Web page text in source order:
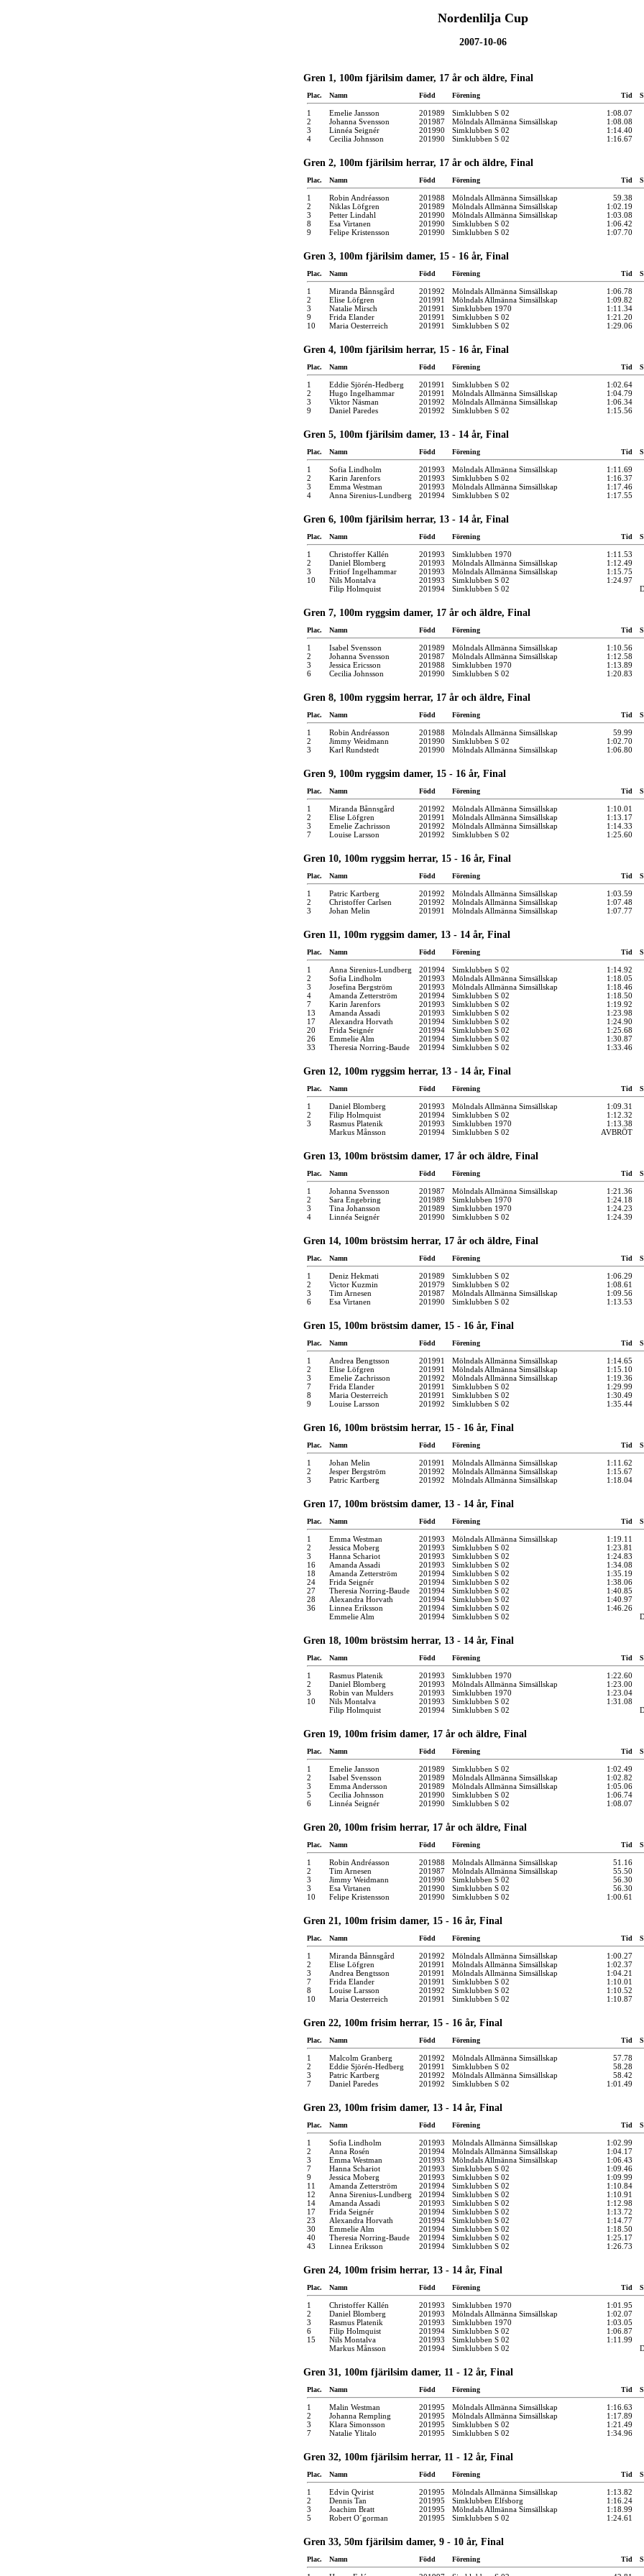
Nordenlilja Cup
2007-10-06
Gren 1, 100m fjärilsim damer, 17 år och äldre, Final
Plac. Namn Född Förening Tid
1 Emelie Jansson 201989 Simklubben S 02
1:08.07
2
Johanna Svensson 201987 Mölndals Allmänna Simsällskap
1:08.08
3
Linnéa Seignér 201990 Simklubben S 02
1:14.40
4
Cecilia Johnsson 201990 Simklubben S 02 1:16.67
Gren 2, 100m fjärilsim herrar, 17 år och äldre, Final
Plac. Namn Född Förening Tid
1 Robin Andréasson 201988 Mölndals Allmänna Simsällskap
59.38
2
Niklas Löfgren 201989 Mölndals Allmänna Simsällskap
1:02.19
3
Petter Lindahl 201990 Mölndals Allmänna Simsällskap
1:03.08
8
Esa Virtanen 201990 Simklubben S 02
1:06.42
9
Felipe Kristensson 201990 Simklubben S 02 1:07.70
Gren 3, 100m fjärilsim damer, 15 - 16 år, Final
Plac. Namn Född Förening Tid
1 Miranda Bånnsgård 201992 Mölndals Allmänna Simsällskap
1:06.78
2
Elise Löfgren 201991 Mölndals Allmänna Simsällskap
1:09.82
3
Natalie Mirsch 201991 Simklubben 1970
1:11.34
9
Frida Elander 201991 Simklubben S 02
1:21.20
10
Maria Oesterreich 201991 Simklubben S 02 1:29.06
Gren 4, 100m fjärilsim herrar, 15 - 16 år, Final
Plac. Namn Född Förening Tid
1 Eddie Sjörén-Hedberg 201991 Simklubben S 02
1:02.64
2
Hugo Ingelhammar 201991 Mölndals Allmänna Simsällskap
1:04.79
3
Viktor Näsman 201992 Mölndals Allmänna Simsällskap
1:06.34
9
Daniel Paredes 201992 Simklubben S 02 1:15.56
Gren 5, 100m fjärilsim damer, 13 - 14 år, Final
Plac. Namn Född Förening Tid
1 Sofia Lindholm 201993 Mölndals Allmänna Simsällskap
1:11.69
2
Karin Jarenfors 201993 Simklubben S 02
1:16.37
3
Emma Westman 201993 Mölndals Allmänna Simsällskap
1:17.46
4
Anna Sirenius-Lundberg 201994 Simklubben S 02 1:17.55
Gren 6, 100m fjärilsim herrar, 13 - 14 år, Final
Plac. Namn Född Förening Tid
1 Christoffer Källén 201993 Simklubben 1970
1:11.53
2
Daniel Blomberg 201993 Mölndals Allmänna Simsällskap
1:12.49
3
Fritiof Ingelhammar 201993 Mölndals Allmänna Simsällskap
1:15.75
10
Nils Montalva 201993 Simklubben S 02
1:24.97
Filip Holmquist
201994 Simklubben S 02
Gren 7, 100m ryggsim damer, 17 år och äldre, Final
Plac. Namn Född Förening Tid
1 Isabel Svensson 201989 Mölndals Allmänna Simsällskap
1:10.56
2
Johanna Svensson 201987 Mölndals Allmänna Simsällskap
1:12.58
3
Jessica Ericsson 201988 Simklubben 1970
1:13.89
6
Cecilia Johnsson 201990 Simklubben S 02 1:20.83
Gren 8, 100m ryggsim herrar, 17 år och äldre, Final
Plac. Namn Född Förening Tid
1 Robin Andréasson 201988 Mölndals Allmänna Simsällskap
59.99
2
Jimmy Weidmann 201990 Simklubben S 02
1:02.70
3
Karl Rundstedt 201990 Mölndals Allmänna Simsällskap 1:06.80
Gren 9, 100m ryggsim damer, 15 - 16 år, Final
Plac. Namn Född Förening Tid
1 Miranda Bånnsgård 201992 Mölndals Allmänna Simsällskap
1:10.01
2
Elise Löfgren 201991 Mölndals Allmänna Simsällskap
1:13.17
3
Emelie Zachrisson 201992 Mölndals Allmänna Simsällskap
1:14.33
7
Louise Larsson 201992 Simklubben S 02 1:25.60
Gren 10, 100m ryggsim herrar, 15 - 16 år, Final
Plac. Namn Född Förening Tid
1 Patric Kartberg 201992 Mölndals Allmänna Simsällskap
1:03.59
2
Christoffer Carlsen 201992 Mölndals Allmänna Simsällskap
1:07.48
3
Johan Melin 201991 Mölndals Allmänna Simsällskap 1:07.77
Gren 11, 100m ryggsim damer, 13 - 14 år, Final
Plac. Namn Född Förening Tid
1 Anna Sirenius-Lundberg 201994 Simklubben S 02
1:14.92
2
Sofia Lindholm 201993 Mölndals Allmänna Simsällskap
1:18.05
3
Josefina Bergström 201993 Mölndals Allmänna Simsällskap
1:18.46
4
Amanda Zetterström 201994 Simklubben S 02
1:18.50
7
Karin Jarenfors 201993 Simklubben S 02
1:19.92
13
Amanda Assadi 201993 Simklubben S 02
1:23.98
17
Alexandra Horvath 201994 Simklubben S 02
1:24.90
20
Frida Seignér 201994 Simklubben S 02
1:25.68
26
Emmelie Alm 201994 Simklubben S 02
1:30.87
33
Theresia Norring-Baude 201994 Simklubben S 02 1:33.46
Gren 12, 100m ryggsim herrar, 13 - 14 år, Final
Plac. Namn Född Förening Tid
1 Daniel Blomberg 201993 Mölndals Allmänna Simsällskap
1:09.31
2
Filip Holmquist 201994 Simklubben S 02
1:12.32
3
Rasmus Platenik 201993 Simklubben 1970
1:13.38
Markus Månsson
201994 Simklubben S 02 AVBRÖT
Gren 13, 100m bröstsim damer, 17 år och äldre, Final
Plac. Namn Född Förening Tid
1 Johanna Svensson 201987 Mölndals Allmänna Simsällskap
1:21.36
2
Sara Engebring 201989 Simklubben 1970
1:24.18
3
Tina Johansson 201989 Simklubben 1970
1:24.23
4
Linnéa Seignér 201990 Simklubben S 02 1:24.39
Gren 14, 100m bröstsim herrar, 17 år och äldre, Final
Plac. Namn Född Förening Tid
1 Deniz Hekmati 201989 Simklubben S 02
1:06.29
2
Victor Kuzmin 201979 Simklubben S 02
1:08.61
3
Tim Arnesen 201987 Mölndals Allmänna Simsällskap
1:09.56
6
Esa Virtanen 201990 Simklubben S 02 1:13.53
Gren 15, 100m bröstsim damer, 15 - 16 år, Final
Plac. Namn Född Förening Tid
1 Andrea Bengtsson 201991 Mölndals Allmänna Simsällskap
1:14.65
2
Elise Löfgren 201991 Mölndals Allmänna Simsällskap
1:15.10
3
Emelie Zachrisson 201992 Mölndals Allmänna Simsällskap
1:19.36
7
Frida Elander 201991 Simklubben S 02
1:29.99
8
Maria Oesterreich 201991 Simklubben S 02
1:30.49
9
Louise Larsson 201992 Simklubben S 02 1:35.44
Gren 16, 100m bröstsim herrar, 15 - 16 år, Final
Plac. Namn Född Förening Tid
1 Johan Melin 201991 Mölndals Allmänna Simsällskap
1:11.62
2
Jesper Bergström 201992 Mölndals Allmänna Simsällskap
1:15.67
3
Patric Kartberg 201992 Mölndals Allmänna Simsällskap 1:18.04
Gren 17, 100m bröstsim damer, 13 - 14 år, Final
Plac. Namn Född Förening Tid
1 Emma Westman 201993 Mölndals Allmänna Simsällskap
1:19.11
2
Jessica Moberg 201993 Simklubben S 02
1:23.81
3
Hanna Schariot 201993 Simklubben S 02
1:24.83
16
Amanda Assadi 201993 Simklubben S 02
1:34.08
18
Amanda Zetterström 201994 Simklubben S 02
1:35.19
24
Frida Seignér 201994 Simklubben S 02
1:38.06
27
Theresia Norring-Baude 201994 Simklubben S 02
1:40.85
28
Alexandra Horvath 201994 Simklubben S 02
1:40.97
36
Linnea Eriksson 201994 Simklubben S 02
1:46.26
Emmelie Alm
201994 Simklubben S 02
Gren 18, 100m bröstsim herrar, 13 - 14 år, Final
Plac. Namn Född Förening Tid
1 Rasmus Platenik 201993 Simklubben 1970
1:22.60
2
Daniel Blomberg 201993 Mölndals Allmänna Simsällskap
1:23.00
3
Robin van Mulders 201993 Simklubben 1970
1:23.04
10
Nils Montalva 201993 Simklubben S 02
1:31.08
Filip Holmquist
201994 Simklubben S 02
Gren 19, 100m frisim damer, 17 år och äldre, Final
Plac. Namn Född Förening Tid
1 Emelie Jansson 201989 Simklubben S 02
1:02.49
2
Isabel Svensson 201989 Mölndals Allmänna Simsällskap
1:02.82
3
Emma Andersson 201989 Mölndals Allmänna Simsällskap
1:05.06
5
Cecilia Johnsson 201990 Simklubben S 02
1:06.74
6
Linnéa Seignér 201990 Simklubben S 02 1:08.07
Gren 20, 100m frisim herrar, 17 år och äldre, Final
Plac. Namn Född Förening Tid
1 Robin Andréasson 201988 Mölndals Allmänna Simsällskap
51.16
2
Tim Arnesen 201987 Mölndals Allmänna Simsällskap
55.50
3
Jimmy Weidmann 201990 Simklubben S 02
56.30
3
Esa Virtanen 201990 Simklubben S 02
56.30
10
Felipe Kristensson 201990 Simklubben S 02 1:00.61
Gren 21, 100m frisim damer, 15 - 16 år, Final
Plac. Namn Född Förening Tid
1 Miranda Bånnsgård 201992 Mölndals Allmänna Simsällskap
1:00.27
2
Elise Löfgren 201991 Mölndals Allmänna Simsällskap
1:02.37
3
Andrea Bengtsson 201991 Mölndals Allmänna Simsällskap
1:04.21
7
Frida Elander 201991 Simklubben S 02
1:10.01
8
Louise Larsson 201992 Simklubben S 02
1:10.52
10
Maria Oesterreich 201991 Simklubben S 02 1:10.87
Gren 22, 100m frisim herrar, 15 - 16 år, Final
Plac. Namn Född Förening Tid
1 Malcolm Granberg 201992 Mölndals Allmänna Simsällskap
57.78
2
Eddie Sjörén-Hedberg 201991 Simklubben S 02
58.28
3
Patric Kartberg 201992 Mölndals Allmänna Simsällskap
58.42
7
Daniel Paredes 201992 Simklubben S 02 1:01.49
Gren 23, 100m frisim damer, 13 - 14 år, Final
Plac. Namn Född Förening Tid
1 Sofia Lindholm 201993 Mölndals Allmänna Simsällskap
1:02.99
2
Anna Rosén 201994 Mölndals Allmänna Simsällskap
1:04.17
3
Emma Westman 201993 Mölndals Allmänna Simsällskap
1:06.43
7
Hanna Schariot 201993 Simklubben S 02
1:09.46
9
Jessica Moberg 201993 Simklubben S 02
1:09.99
11
Amanda Zetterström 201994 Simklubben S 02
1:10.84
12
Anna Sirenius-Lundberg 201994 Simklubben S 02
1:10.91
14
Amanda Assadi 201993 Simklubben S 02
1:12.98
17
Frida Seignér 201994 Simklubben S 02
1:13.72
23
Alexandra Horvath 201994 Simklubben S 02
1:14.77
30
Emmelie Alm 201994 Simklubben S 02
1:18.50
40
Theresia Norring-Baude 201994 Simklubben S 02
1:25.17
43
Linnea Eriksson 201994 Simklubben S 02 1:26.73
Gren 24, 100m frisim herrar, 13 - 14 år, Final
Plac. Namn Född Förening Tid
1 Christoffer Källén 201993 Simklubben 1970
1:01.95
2
Daniel Blomberg 201993 Mölndals Allmänna Simsällskap
1:02.07
3
Rasmus Platenik 201993 Simklubben 1970
1:03.05
6
Filip Holmquist 201994 Simklubben S 02
1:06.87
15
Nils Montalva 201993 Simklubben S 02
1:11.99
Markus Månsson
201994 Simklubben S 02
Gren 31, 100m fjärilsim damer, 11 - 12 år, Final
Plac. Namn Född Förening Tid
1 Malin Westman 201995 Mölndals Allmänna Simsällskap
1:16.63
2
Johanna Rempling 201995 Mölndals Allmänna Simsällskap
1:17.89
3
Klara Simonsson 201995 Simklubben S 02
1:21.49
7
Natalie Ylitalo 201995 Simklubben S 02 1:34.96
Gren 32, 100m fjärilsim herrar, 11 - 12 år, Final
Plac. Namn Född Förening Tid
1 Edvin Qvirist 201995 Mölndals Allmänna Simsällskap
1:13.82
2
Dennis Tan 201995 Simklubben Elfsborg
1:16.24
3
Joachim Bratt 201995 Mölndals Allmänna Simsällskap
1:18.99
5
Robert O´gorman 201995 Simklubben S 02 1:24.61
Gren 33, 50m fjärilsim damer, 9 - 10 år, Final
Plac. Namn Född Förening Tid